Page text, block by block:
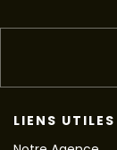
LIENS UTILES